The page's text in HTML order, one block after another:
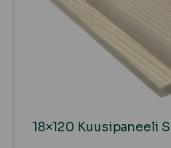
18×120 Kuusipaneeli